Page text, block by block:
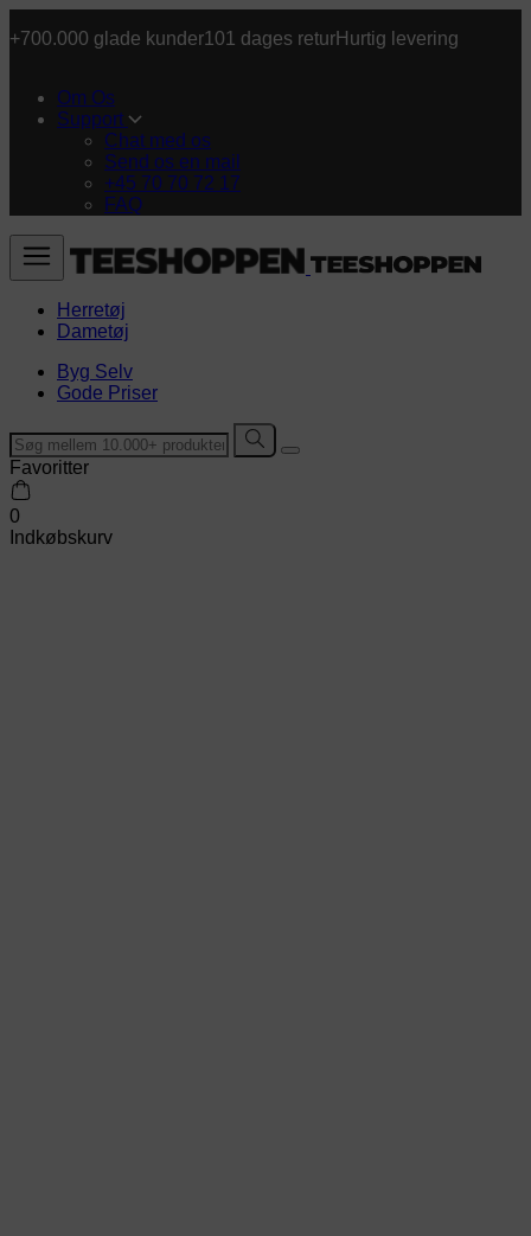
+700.000 glade kunder101 dages returHurtig levering
Om Os
Support
Chat med os
Send os en mail
+45 70 70 72 17
FAQ
Herretøj
Dametøj
Byg Selv
Gode Priser
Favoritter
0
Indkøbskurv